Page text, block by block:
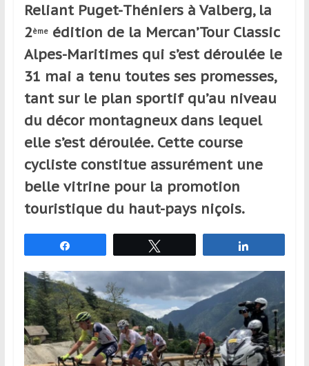
ou
réguliers,
pratiquants,
passionnés
ou
simples
spectateurs
sport,
qui
France
l’étranger
pour
assouvir
leur
passion,
Reliant Puget-Théniers à Valberg, la
2èmeédition de la Mercan’Tour Classic
Alpes-Maritimes qui s’est déroulée le
31 mai a tenu toutes ses promesses,
tant sur le plan sportif qu’au niveau
du décor montagneux dans lequel
elle s’est déroulée. Cette course
cycliste constitue assurément une
belle vitrine pour la promotion
touristique du haut-pays niçois.